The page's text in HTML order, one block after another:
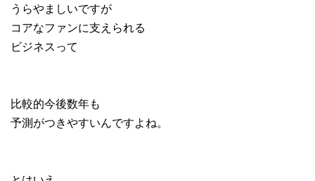
うらやましいですが
コアなファンに支えられる
ビジネスって
比較的今後数年も
予測がつきやすいんですよね。